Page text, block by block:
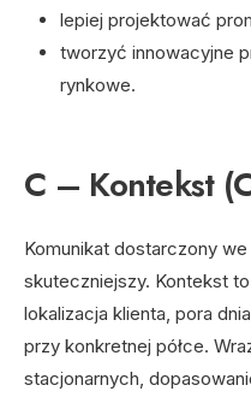
lepiej projektować
tworzyć innowacyjne
rynkowe.
C – Kontekst
Komunikat dostarczony
skuteczniejszy. Kontekst
lokalizacja klienta, pora
przy konkretnej półce.
stacjonarnych,